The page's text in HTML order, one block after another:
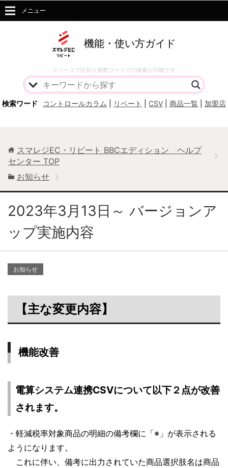
機能・使い方ガイド
スペースで区切り複数ワードでの検索が可能です
検索ワード コントロールカラム リベート CSV 商品一覧 加盟店
メニュー
スマレジEC・リピート BBCエディション ヘルプ
センター TOP
お知らせ
2023年3月13日～ バージョンア
ップ実施内容
お知らせ
【主な変更内容】
機能改善
電算システム連携CSVについて以下２点が改善
されます。
・軽減税率対象商品の明細の備考欄に「※」が表示される
ようになります。
これに伴い、備考に出力されていた商品選択肢名は商品